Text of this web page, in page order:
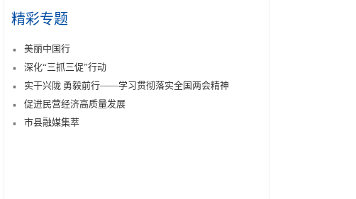
精彩专题
美丽中国行
深化“三抓三促”行动
实干兴陇 勇毅前行——学习贯彻落实全国两会精神
促进民营经济高质量发展
市县融媒集萃